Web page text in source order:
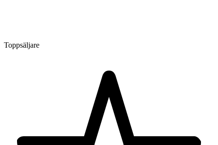
Toppsäljare